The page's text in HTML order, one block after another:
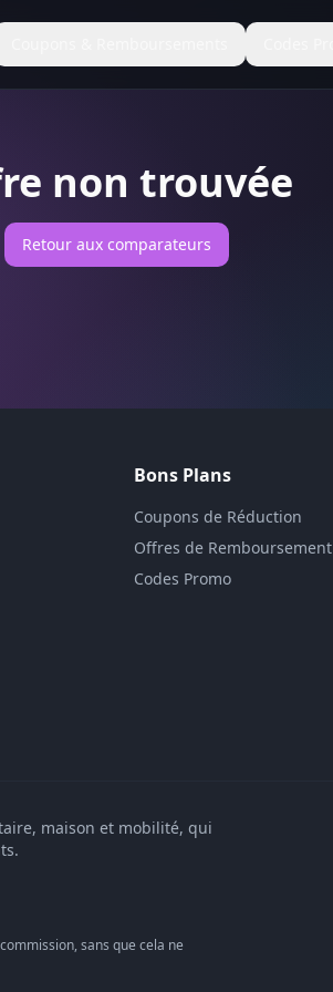
non trouvée
Retour aux comparateurs
Bons Plans
Coupons de Réduction
Offres de Remboursement
Codes Promo
maison et mobilité, qui
sans que cela ne